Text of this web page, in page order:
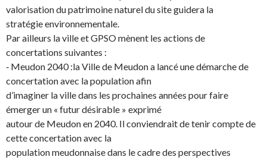
valorisation du patrimoine naturel du site guidera la
stratégie environnementale.
Par ailleurs la ville et GPSO mènent les actions de
concertations suivantes :
‐ Meudon 2040 :la Ville de Meudon a lancé une démarche de
concertation avec la population afin
d’imaginer la ville dans les prochaines années pour faire
émerger un « futur désirable » exprimé
autour de Meudon en 2040. Il conviendrait de tenir compte de
cette concertation avec la
population meudonnaise dans le cadre des perspectives